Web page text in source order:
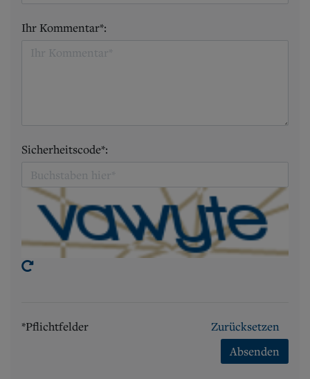
Ihr Kommentar*:
Sicherheitscode*:
*Pflichtfelder
Zurücksetzen
Absenden